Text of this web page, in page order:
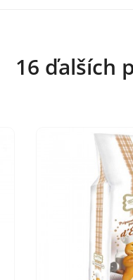
16 ďalších